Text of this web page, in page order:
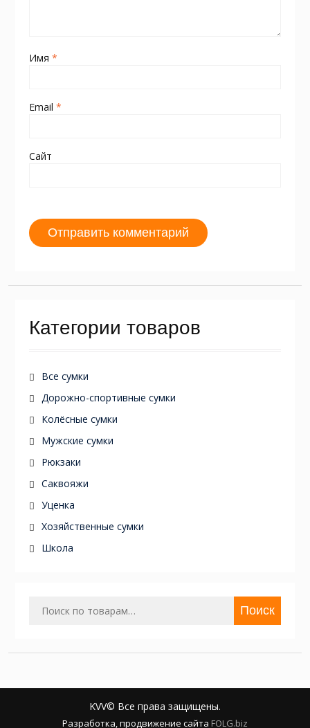
Имя *
Email *
Сайт
Категории товаров
Все сумки
Дорожно-спортивные сумки
Колёсные сумки
Мужские сумки
Рюкзаки
Саквояжи
Уценка
Хозяйственные сумки
Школа
Поиск
KVV© Все права защищены.
Разработка, продвижение сайта FOLG.biz